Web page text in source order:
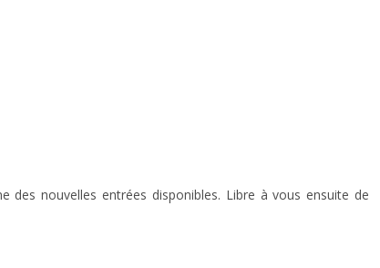
des nouvelles entrées disponibles. Libre à vous ensuite de